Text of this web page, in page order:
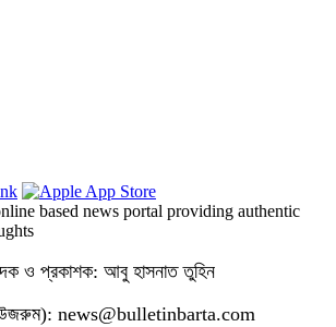
based news portal providing authentic
ও প্রকাশক: আবু হাসনাত তুহিন
news@bulletinbarta.com